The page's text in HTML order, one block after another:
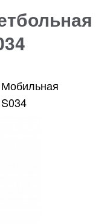
Мобильная